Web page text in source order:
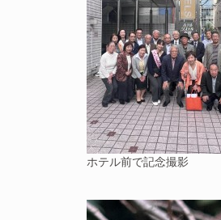
ホテル前で記念撮影